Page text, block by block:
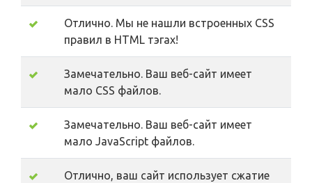
Отлично. Мы не нашли встроенных CSS
правил в HTML тэгах!
Замечательно. Ваш веб-сайт имеет
мало CSS файлов.
Замечательно. Ваш веб-сайт имеет
мало JavaScript файлов.
Отлично, ваш сайт использует сжатие